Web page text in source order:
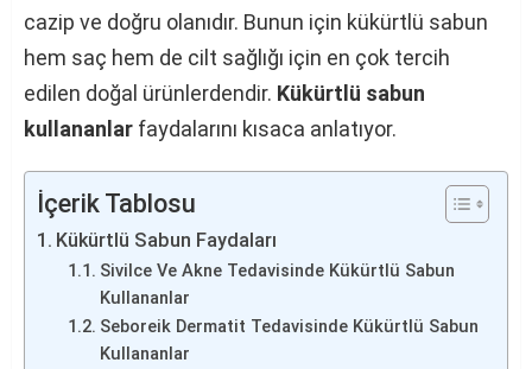
cazip ve doğru olanıdır. Bunun için kükürtlü sabun
hem saç hem de cilt sağlığı için en çok tercih
edilen doğal ürünlerdendir. Kükürtlü sabun
kullananlar faydalarını kısaca anlatıyor.
İçerik Tablosu
Kükürtlü Sabun Faydaları
Sivilce Ve Akne Tedavisinde Kükürtlü Sabun
Kullananlar
Seboreik Dermatit Tedavisinde Kükürtlü Sabun
Kullananlar